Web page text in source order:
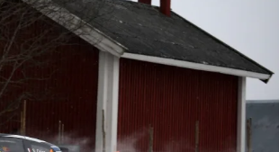
pětiboj
Motorsport
Olympijské hry
Veslování
Vodní slalom